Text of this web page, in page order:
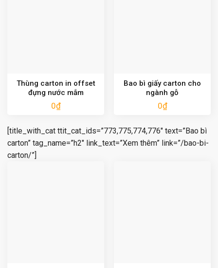
Thùng carton in offset
đựng nước mắm
0₫
Bao bì giấy carton cho
ngành gỗ
0₫
[title_with_cat ttit_cat_ids=”773,775,774,776″ text=”Bao bì
carton” tag_name=”h2″ link_text=”Xem thêm” link=”/bao-bi-
carton/”]